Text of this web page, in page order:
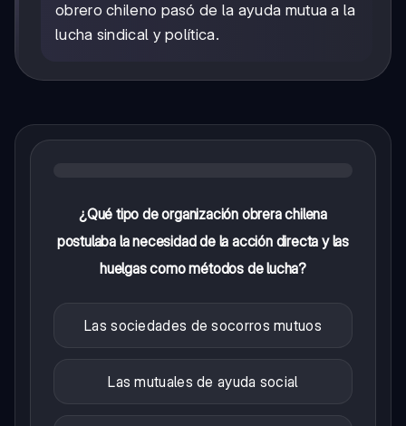
obrero chileno pasó de la ayuda mutua a la
lucha sindical y política.
¿Qué tipo de organización obrera chilena
postulaba la necesidad de la acción directa y las
huelgas como métodos de lucha?
Las sociedades de socorros mutuos
Las mutuales de ayuda social